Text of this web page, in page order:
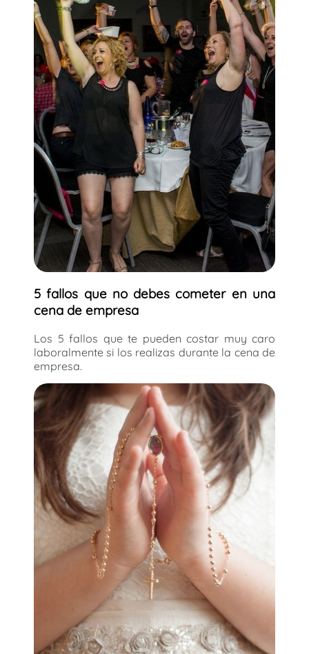
5 fallos que no debes cometer en una
cena de empresa
Los 5 fallos que te pueden costar muy caro
laboralmente si los realizas durante la cena de
empresa.